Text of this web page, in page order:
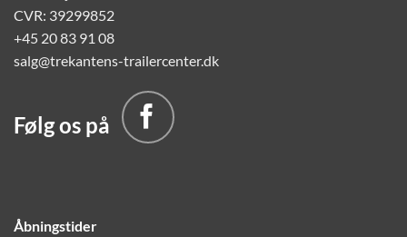
CVR: 39299852
+45 20 83 91 08
salg@trekantens-trailercenter.dk
Følg os på
Åbningstider